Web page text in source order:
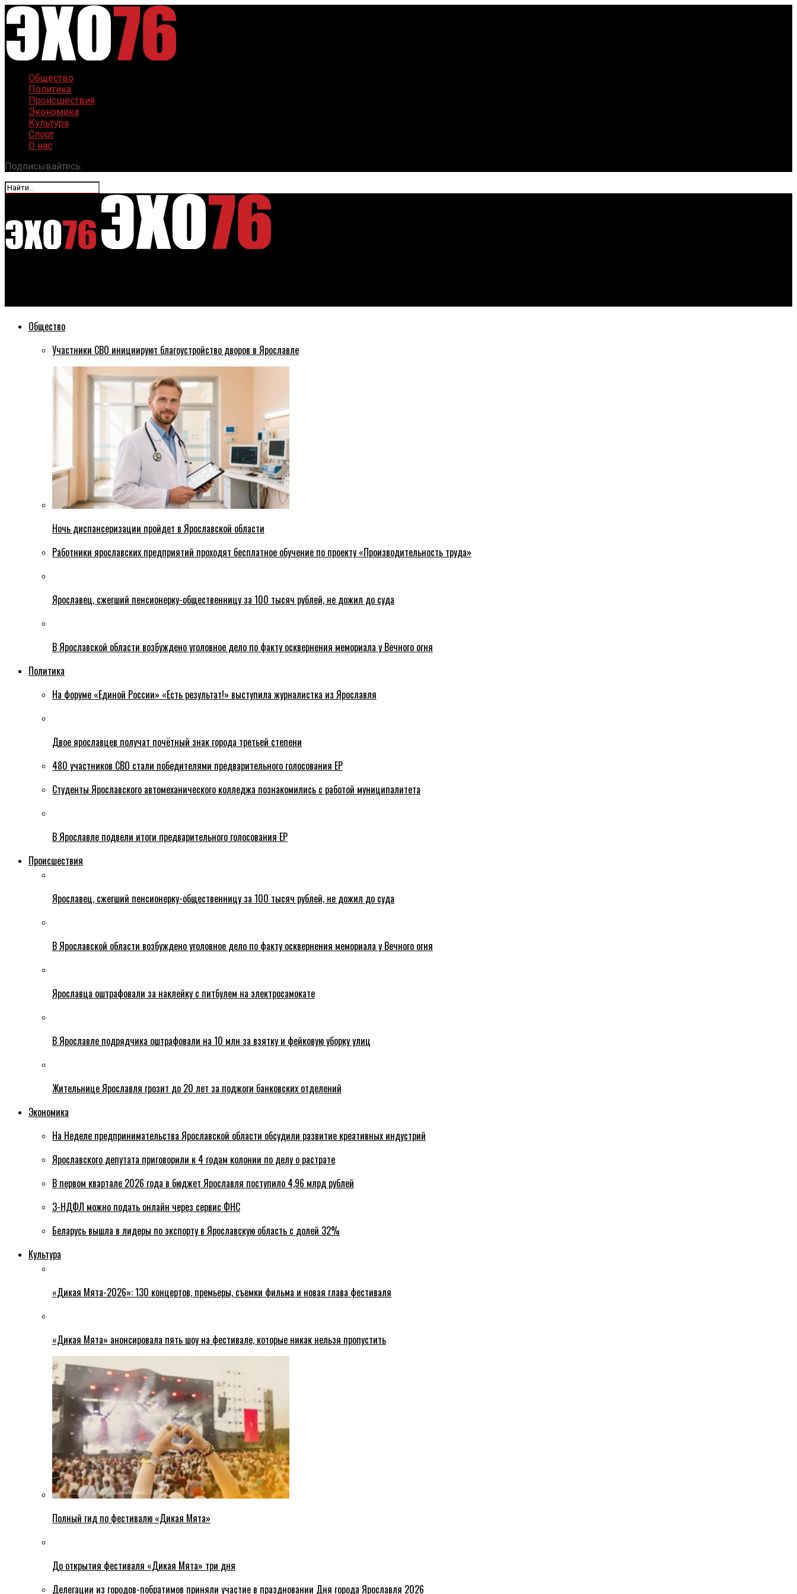
Общество
Политика
Происшествия
Экономика
Культура
Спорт
О нас
Подписывайтесь:
Общество
Участники СВО инициируют благоустройство дворов в Ярославле
Ночь диспансеризации пройдет в Ярославской области
Работники ярославских предприятий проходят бесплатное обучение по проекту «Производительность труда»
Ярославец, сжегший пенсионерку-общественницу за 100 тысяч рублей, не дожил до суда
В Ярославской области возбуждено уголовное дело по факту осквернения мемориала у Вечного огня
Политика
На форуме «Единой России» «Есть результат!» выступила журналистка из Ярославля
Двое ярославцев получат почётный знак города третьей степени
480 участников СВО стали победителями предварительного голосования ЕР
Студенты Ярославского автомеханического колледжа познакомились с работой муниципалитета
В Ярославле подвели итоги предварительного голосования ЕР
Происшествия
Ярославец, сжегший пенсионерку-общественницу за 100 тысяч рублей, не дожил до суда
В Ярославской области возбуждено уголовное дело по факту осквернения мемориала у Вечного огня
Ярославца оштрафовали за наклейку с питбулем на электросамокате
В Ярославле подрядчика оштрафовали на 10 млн за взятку и фейковую уборку улиц
Жительнице Ярославля грозит до 20 лет за поджоги банковских отделений
Экономика
На Неделе предпринимательства Ярославской области обсудили развитие креативных индустрий
Ярославского депутата приговорили к 4 годам колонии по делу о растрате
В первом квартале 2026 года в бюджет Ярославля поступило 4,96 млрд рублей
3-НДФЛ можно подать онлайн через сервис ФНС
Беларусь вышла в лидеры по экспорту в Ярославскую область с долей 32%
Культура
«Дикая Мята-2026»: 130 концертов, премьеры, съемки фильма и новая глава фестиваля
«Дикая Мята» анонсировала пять шоу на фестивале, которые никак нельзя пропустить
Полный гид по фестивалю «Дикая Мята»
До открытия фестиваля «Дикая Мята» три дня
Делегации из городов-побратимов приняли участие в праздновании Дня города Ярославля 2026